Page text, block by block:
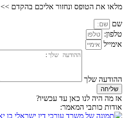
מלאו את הטופס ונחזור אליכם בהקדם >>
שם
טלפון:
אימייל
ההודעה שלך
שליחה
אז מה היה לנו כאן עד עכשיו?
אודות כותבי המאמר: